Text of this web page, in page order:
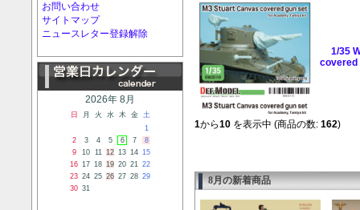
お問い合わせ
サイトマップ
ニュースレター登録解除
2026年 8月
日 月 火 水 木 金
土
1
2
3 4 5 6 7
8
9
10 11 12 13 14 15
16 17 18 19 20 21 22
23 24 25 26 27 28 29
30 31
1/35
covered
1から10を表示中 (商品の数: 162)
8月の新着商品